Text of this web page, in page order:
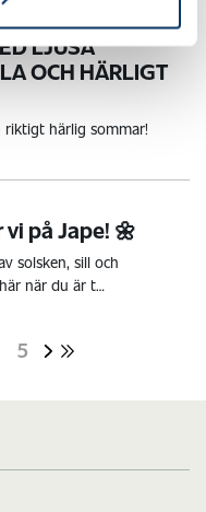
LJUSA
OCH HÄRLIGT
riktigt härlig sommar!
på Jape! 🌼
solsken, sill och
när du är t…
5